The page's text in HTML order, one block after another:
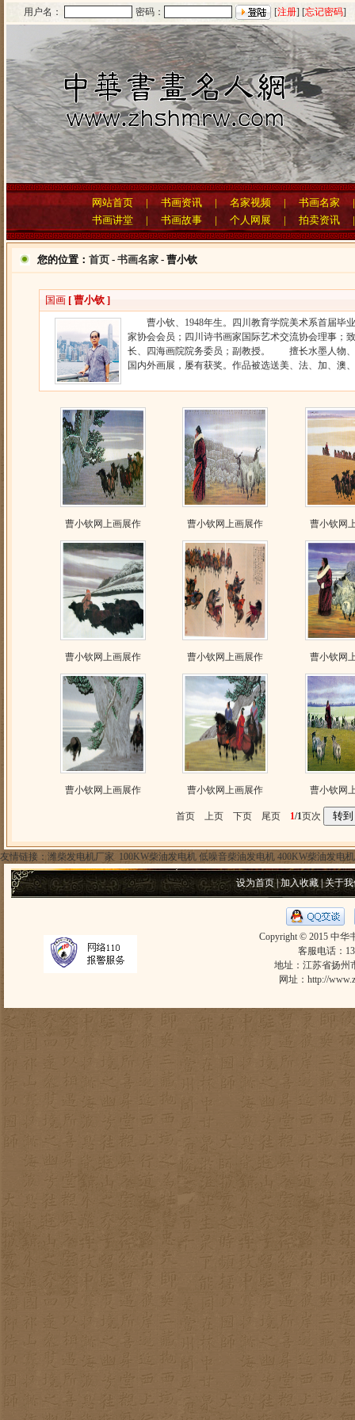
用户名： 密码： [注册] [忘记密码]
网站首页 |书画资讯 |名家视频 |书画名家
书画讲堂
| 书画故事 | 个人网展 | 拍卖资讯
您的位置： 首页 - 书画名家 - 曹小钦
国画 [ 曹小钦 ]
曹小钦、1948年生。四川教育学院美术系首届毕
家协会会员；四川诗书画家国际艺术交流协会理事；
长、四海画院院务委员；副教授。 擅长水墨人物、
国内外画展，屡有获奖。作品被选送美、法、加、澳
曹小钦网上画展作 曹小钦网上画展作 曹小钦网
曹小钦网上画展作 曹小钦网上画展作 曹小钦网
曹小钦网上画展作 曹小钦网上画展作 曹小钦网
首页 上页 下页 尾页 1/1页次
友情链接： 潍柴发电机厂家 100KW柴油发电机 低噪音柴油发电机 400KW柴油发电机
设为首页 | 加入收藏 关于
Copyright © 2015 中华
客服电话：
地址：江苏省扬州
网址： http://